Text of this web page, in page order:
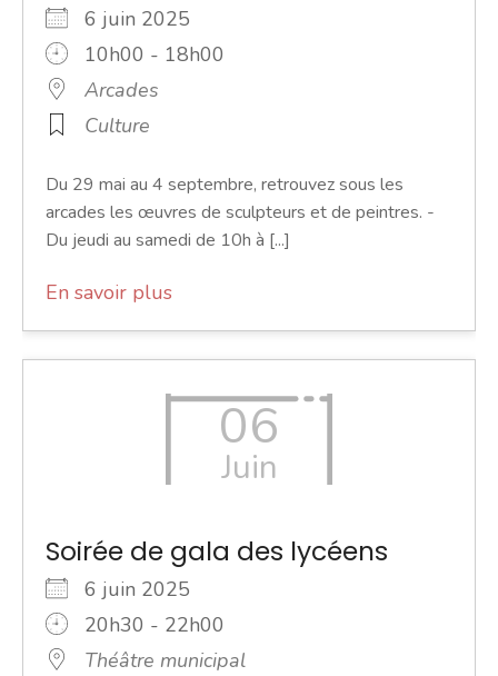
6 juin 2025
10h00 - 18h00
Arcades
Culture
Du 29 mai au 4 septembre, retrouvez sous les
arcades les œuvres de sculpteurs et de peintres. -
Du jeudi au samedi de 10h à [...]
En savoir plus
06
Juin
Soirée de gala des lycéens
6 juin 2025
20h30 - 22h00
Théâtre municipal